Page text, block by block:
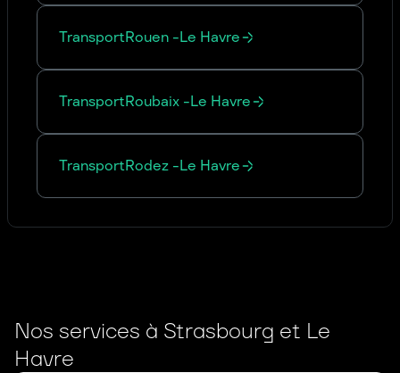
TransportRouen -Le Havre
TransportRoubaix -Le Havre
TransportRodez -Le Havre
Nos services à Strasbourg et Le
Havre